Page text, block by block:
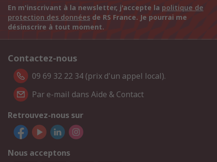
En m'inscrivant à la newsletter, j'accepte la politique de
protection des données de RS France. Je pourrai me
désinscrire à tout moment.
Contactez-nous
09 69 32 22 34 (prix d'un appel local).
Par e-mail dans Aide & Contact
Retrouvez-nous sur
Nous acceptons